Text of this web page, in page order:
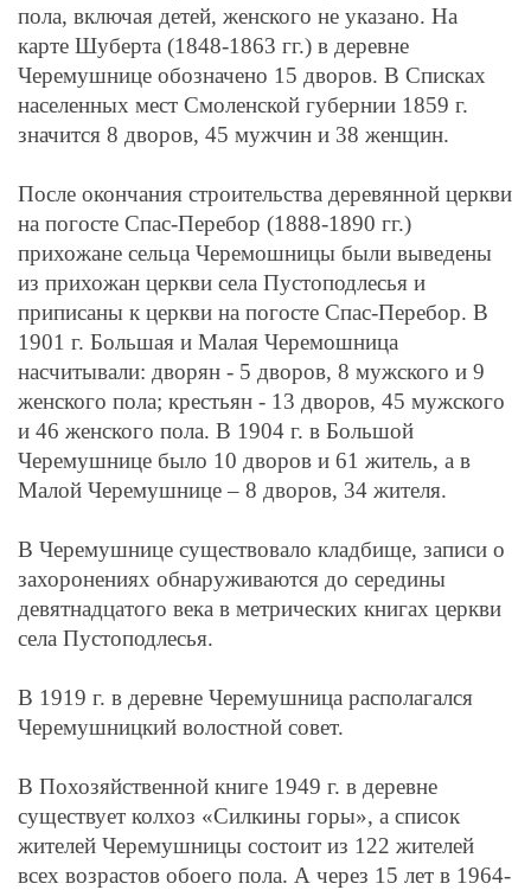
пола, включая детей, женского не указано. На
карте Шуберта (1848-1863 гг.) в деревне
Черемушнице обозначено 15 дворов. В Списках
населенных мест Смоленской губернии 1859 г.
значится 8 дворов, 45 мужчин и 38 женщин.
После окончания строительства деревянной церкви
на погосте Спас-Перебор (1888-1890 гг.)
прихожане сельца Черемошницы были выведены
из прихожан церкви села Пустоподлесья и
приписаны к церкви на погосте Спас-Перебор. В
1901 г. Большая и Малая Черемошница
насчитывали: дворян - 5 дворов, 8 мужского и 9
женского пола; крестьян - 13 дворов, 45 мужского
и 46 женского пола. В 1904 г. в Большой
Черемушнице было 10 дворов и 61 житель, а в
Малой Черемушнице – 8 дворов, 34 жителя.
В Черемушнице существовало кладбище, записи о
захоронениях обнаруживаются до середины
девятнадцатого века в метрических книгах церкви
села Пустоподлесья.
В 1919 г. в деревне Черемушница располагался
Черемушницкий волостной совет.
В Похозяйственной книге 1949 г. в деревне
существует колхоз «Силкины горы», а список
жителей Черемушницы состоит из 122 жителей
всех возрастов обоего пола. А через 15 лет в 1964-